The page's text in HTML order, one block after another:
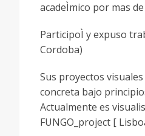
acadeÌmico por mas
ParticipoÌ y expuso
Cordoba)
Sus proyectos
concreta bajo
Actualmente es
FUNGO_project [